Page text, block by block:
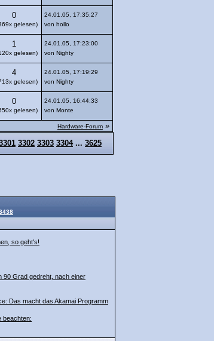
0
gelesen)
24.01.05, 17:35:27
von hollo
1
gelesen)
24.01.05, 17:23:00
von Nighty
4
gelesen)
24.01.05, 17:19:29
von Nighty
0
gelesen)
24.01.05, 16:44:33
von Monte
Hardware-Forum»
3302 3303 3304... 3625
so geht's!
90 Grad gedreht, nach einer
Das macht das Akamai Programm
beachten: